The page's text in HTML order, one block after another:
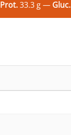
Prot.33.3 g — Gluc.